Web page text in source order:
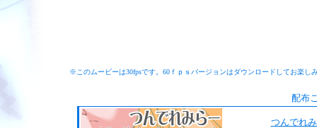
※このムービーは30fpsです。60ｆｐｓバージョンはダウンロードしてお楽し
配布
つんでれ